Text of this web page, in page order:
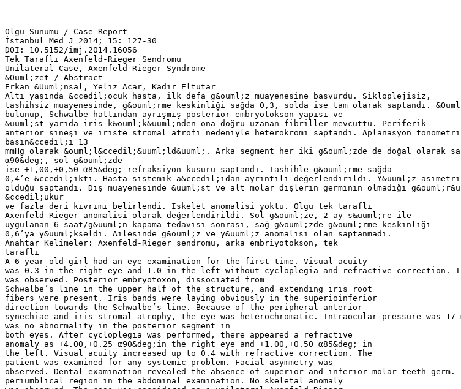
Olgu Sunumu / Case Report
İstanbul Med J 2014; 15: 127-30
DOI: 10.5152/imj.2014.16056
Tek Taraflı Axenfeld-Rieger Sendromu
Unilateral Case, Axenfeld-Rieger Syndrome
&Ouml;zet / Abstract
Erkan &Uuml;nsal, Yeliz Acar, Kadir Eltutar
Altı yaşında &ccedil;ocuk hasta, ilk defa g&ouml;z muayenesine başvurdu. Sikloplejisiz,
tashihsiz muayenesinde, g&ouml;rme keskinliği sağda 0,3, solda ise tam olarak saptandı.
bulunup, Schwalbe hattından ayrışmış posterior embryotokson yapısı ve
&uuml;st yarıda iris k&ouml;k&uuml;nden ona doğru uzanan fibriller mevcuttu. Periferik
anterior sineşi ve iriste stromal atrofi nedeniyle heterokromi saptandı. Aplanasyon
basın&ccedil;ı 13
mmHg olarak &ouml;l&ccedil;&uuml;ld&uuml;. Arka segment her iki g&ouml;zde de doğal olarak
α90&deg;, sol g&ouml;zde
ise +1,00,+0,50 α85&deg; refraksiyon kusuru saptandı. Tashihle g&ouml;rme sağda
0,4’e &ccedil;ıktı. Hasta sistemik a&ccedil;ıdan ayrıntılı değerlendirildi. Y&uuml;z
olduğu saptandı. Diş muayenesinde &uuml;st ve alt molar dişlerin germinin olmadığı
&ccedil;ukur
ve fazla deri kıvrımı belirlendi. İskelet anomalisi yoktu. Olgu tek taraflı
Axenfeld-Rieger anomalisi olarak değerlendirildi. Sol g&ouml;ze, 2 ay s&uuml;re ile
uygulanan 6 saat/g&uuml;n kapama tedavisi sonrası, sağ g&ouml;zde g&ouml;rme keskinliği
0,6’ya y&uuml;kseldi. Ailesinde g&ouml;z ve y&uuml;z anomalisi olan saptanmadı.
Anahtar Kelimeler: Axenfeld-Rieger sendromu, arka embriyotokson, tek
taraflı
A 6-year-old girl had an eye examination for the first time. Visual acuity
was 0.3 in the right eye and 1.0 in the left without cycloplegia and refractive correction.
was observed. Posterior embryotoxon, dissociated from
Schwalbe’s line in the upper half of the structure, and extending iris root
fibers were present. Iris bands were laying obviously in the superioinferior
direction towards the Schwalbe’s line. Because of the peripheral anterior
synechiae and iris stromal atrophy, the eye was heterochromatic. Intraocular pressure was
was no abnormality in the posterior segment in
both eyes. After cycloplegia was performed, there appeared a refractive
anomaly as +4.00,+0.25 α90&deg;in the right eye and +1.00,+0.50 α85&deg; in
the left. Visual acuity increased up to 0.4 with refractive correction. The
patient was examined for any systemic problem. Facial asymmetry was
observed. Dental examination revealed the absence of superior and inferior molar teeth
periumblical region in the abdominal examination. No skeletal anomaly